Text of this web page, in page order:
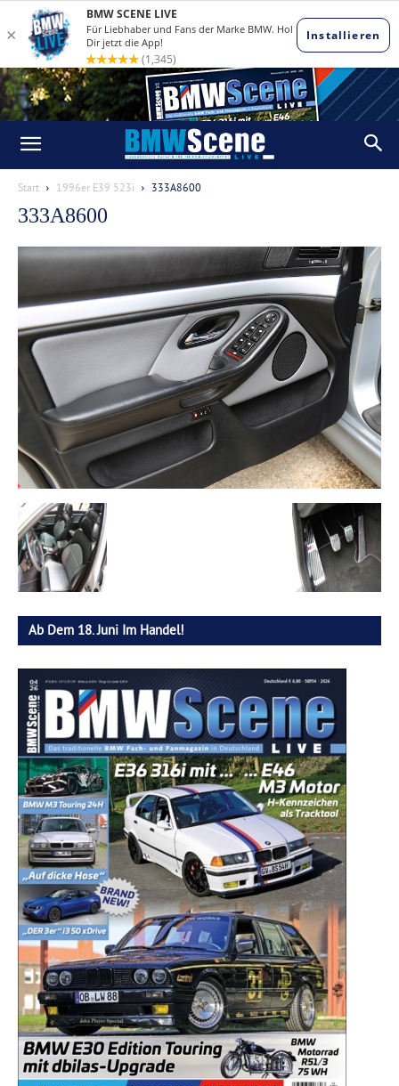
Start 1996er E39 523i 333A8600
333A8600
Ab Dem 18. Juni Im Handel!